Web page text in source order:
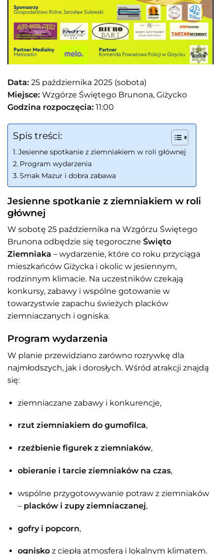
Data: 25 października 2025 (sobota)
Miejsce: Wzgórze Świętego Brunona, Giżycko
Godzina rozpoczęcia: 11:00
Spis treści:
Jesienne spotkanie z ziemniakiem w roli głównej
Program wydarzenia
Smak Mazur i dobra zabawa
Jesienne spotkanie z ziemniakiem w roli
głównej
W sobotę 25 października na Wzgórzu Świętego
Brunona odbędzie się tegoroczne Święto
Ziemniaka – wydarzenie, które co roku przyciąga
mieszkańców Giżycka i okolic w jesiennym,
rodzinnym klimacie. Na uczestników czekają
konkursy, zabawy i wspólne gotowanie w
towarzystwie zapachu świeżych placków
ziemniaczanych i ogniska.
Program wydarzenia
W planie przewidziano zarówno rozrywkę dla
najmłodszych, jak i dorosłych. Wśród atrakcji znajdą
się:
ziemniaczane zabawy i konkurencje,
rzut ziemniakiem do gumofilca,
rzeźbienie figurek z ziemniaków,
obieranie i tarcie ziemniaków na czas,
wspólne przygotowywanie potraw z ziemniaków
– placków i zupy ziemniaczanej,
gofry i popcorn,
ogniskoz ciepłą atmosferą i lokalnym klimatem.